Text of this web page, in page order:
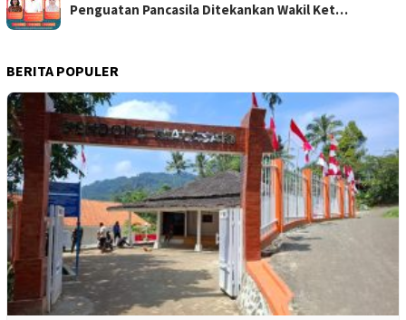
Penguatan Pancasila Ditekankan Wakil Ket…
BERITA POPULER